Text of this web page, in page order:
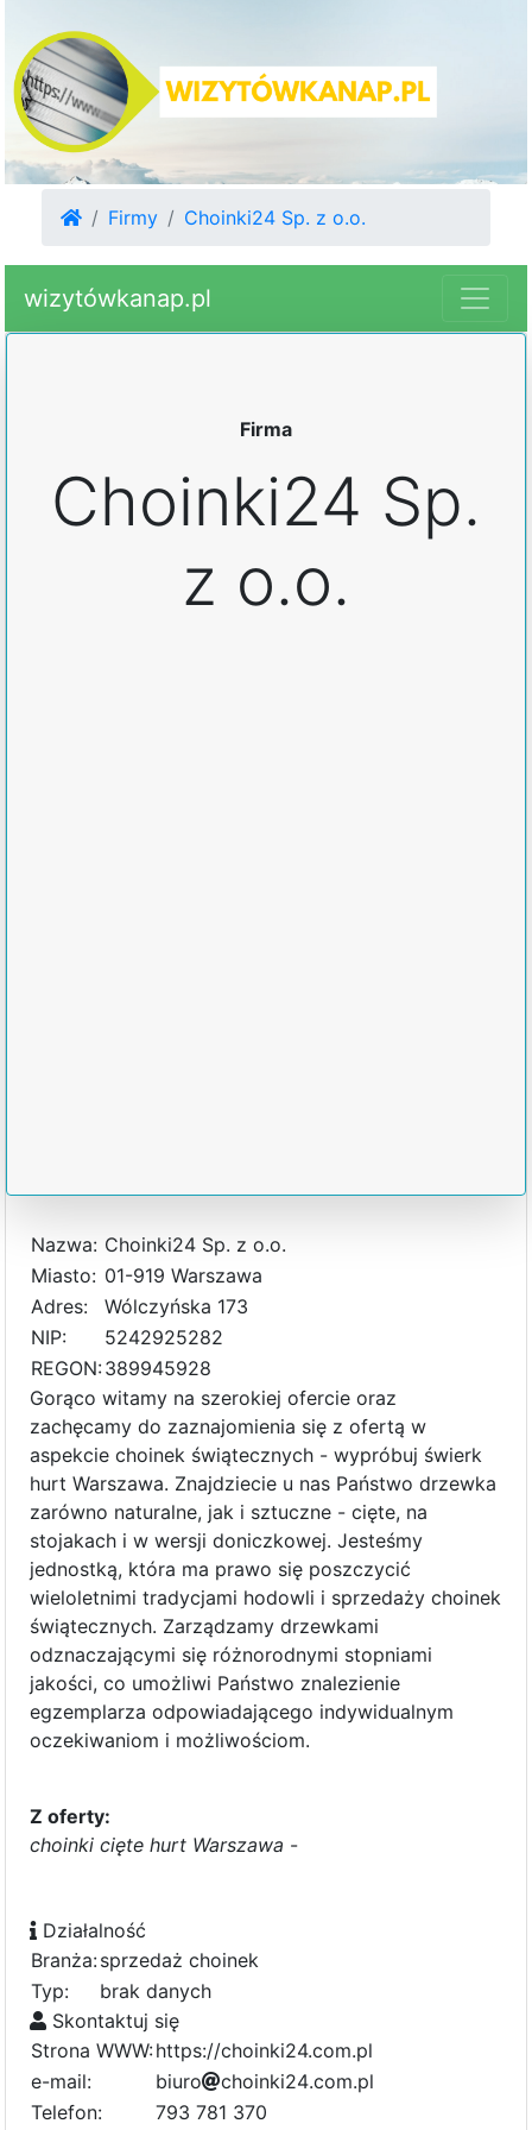
Firmy Choinki24 Sp. z o.o.
wizytówkanap.pl
Firma
Choinki24 Sp.
z o.o.
Nazwa: Choinki24 Sp. z o.o.
Miasto: 01-919 Warszawa
Adres:
Wólczyńska 173
NIP:
5242925282
REGON:389945928
Gorąco witamy na szerokiej ofercie oraz
zachęcamy do zaznajomienia się z ofertą w
aspekcie choinek świątecznych - wypróbuj świerk
hurt Warszawa. Znajdziecie u nas Państwo drzewka
zarówno naturalne, jak i sztuczne - cięte, na
stojakach i w wersji doniczkowej. Jesteśmy
jednostką, która ma prawo się poszczycić
wieloletnimi tradycjami hodowli i sprzedaży choinek
świątecznych. Zarządzamy drzewkami
odznaczającymi się różnorodnymi stopniami
jakości, co umożliwi Państwo znalezienie
egzemplarza odpowiadającego indywidualnym
oczekiwaniom i możliwościom.
Z oferty:
choinki cięte hurt Warszawa -
Działalność
Branża:sprzedaż choinek
Typ:
brak danych
Skontaktuj się
Strona WWW:https://choinki24.com.pl
e-mail:
biuro6 chod
d
ic
n0
ki245
.c7
oma
.5
pl
Telefon:
793 781 370